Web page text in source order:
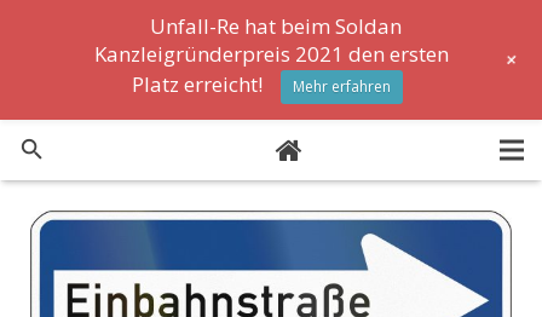
Formulare
News
Unfall-Re hat beim Soldan
Kanzleigründerpreis 2021 den ersten
Platz erreicht!
Mehr erfahren
+